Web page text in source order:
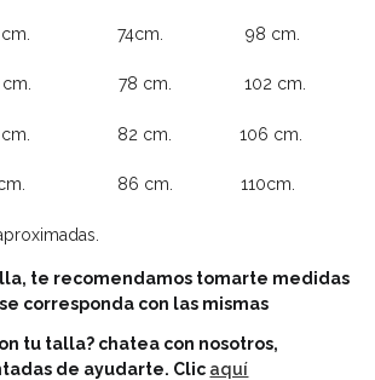
cm. 74cm. 98 cm.
78 cm. 102 cm.
cm. 82 cm. 106 cm.
cm. 86 cm. 110cm.
te recomendamos tomarte medidas
corresponda con las mismas
tu talla? chatea con nosotros,
de ayudarte. Clic aquí